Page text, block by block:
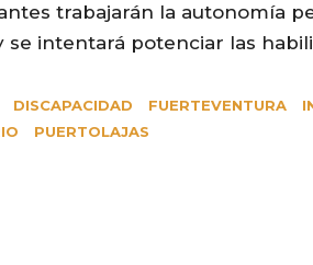
trabajarán la autonomía
se intentará potenciar las
DISCAPACIDAD FUERTEVENTURA
PUERTOLAJAS